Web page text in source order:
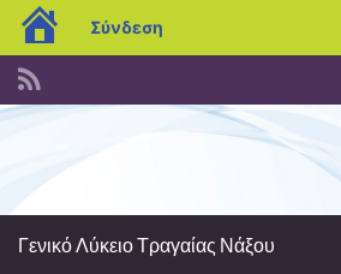
blogs.sch.gr
Σύνδεση
Γενικό Λύκειο Τραγαίας Νάξου